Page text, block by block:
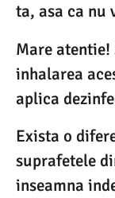
ta, asa ca nu
Mare
inhalarea
aplica
Exista o
suprafetele
inseamna